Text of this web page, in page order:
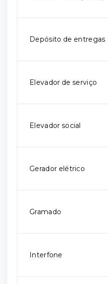
Depósito de entregas
Elevador de serviço
Elevador social
Gerador elétrico
Gramado
Interfone